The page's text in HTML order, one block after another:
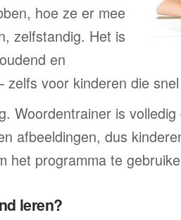
hoe ze er mee
zelfstandig. Het is
en
zelfs voor kinderen die
Woordentrainer is
afbeeldingen, dus
het programma te
leren?